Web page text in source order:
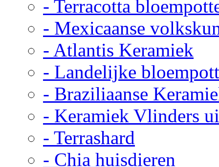
- Terracotta
- Mexicaanse
- Atlantis Keramiek
- Landelijke
- Braziliaanse
- Keramiek Vlinders
- Terrashard
- Chia huisdieren